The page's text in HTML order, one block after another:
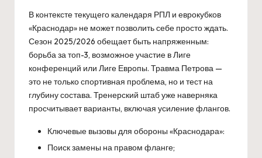
В контексте текущего календаря РПЛ и еврокубков
«Краснодар» не может позволить себе просто ждать.
Сезон 2025/2026 обещает быть напряженным:
борьба за топ-3, возможное участие в Лиге
конференций или Лиге Европы. Травма Петрова —
это не только спортивная проблема, но и тест на
глубину состава. Тренерский штаб уже наверняка
просчитывает варианты, включая усиление флангов.
Ключевые вызовы для обороны «Краснодара»:
Поиск замены на правом фланге;